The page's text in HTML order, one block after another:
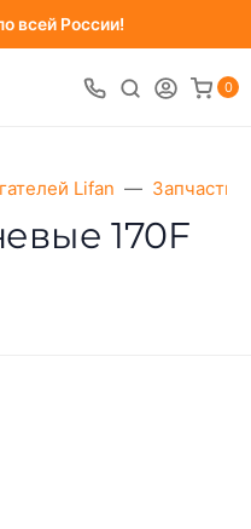
всей России!
0
Lifan Запчасти
170F